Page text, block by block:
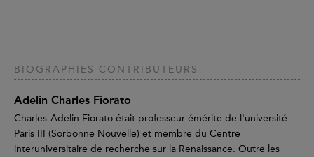
BIOGRAPHIES CONTRIBUTEURS
Adelin Charles Fiorato
Charles-Adelin Fiorato était professeur émérite de l'université
Paris III (Sorbonne Nouvelle) et membre du Centre
interuniversitaire de recherche sur la Renaissance. Outre les